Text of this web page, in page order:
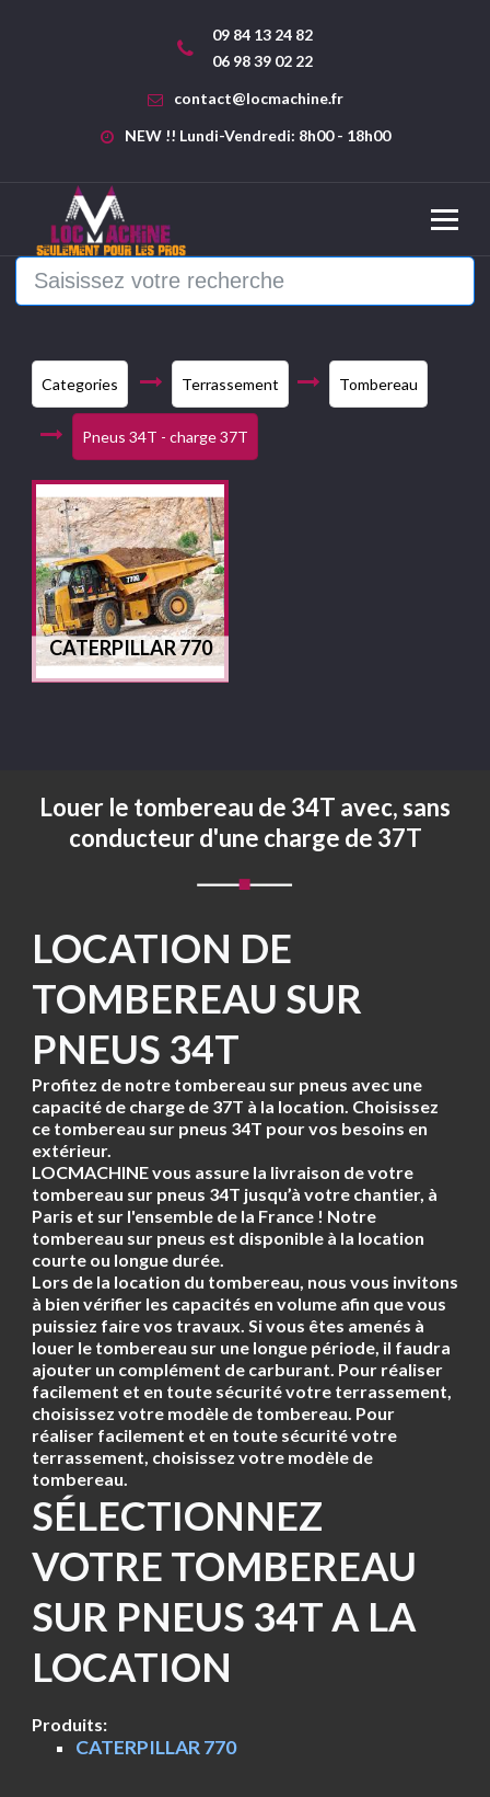
09 84 13 24 82
06 98 39 02 22
contact@locmachine.fr
NEW !! Lundi-Vendredi: 8h00 - 18h00
Categories Terrassement Tombereau
Pneus 34T - charge 37T
CATERPILLAR 770
Louer le tombereau de 34T avec, sans
conducteur d'une charge de 37T
LOCATION DE
TOMBEREAU SUR
PNEUS 34T
Profitez de notre tombereau sur pneus avec une
capacité de charge de 37T à la location. Choisissez
ce tombereau sur pneus 34T pour vos besoins en
extérieur.
LOCMACHINE vous assure la livraison de votre
tombereau sur pneus 34T jusqu’à votre chantier, à
Paris et sur l'ensemble de la France ! Notre
tombereau sur pneus est disponible à la location
courte ou longue durée.
Lors de la location du tombereau, nous vous invitons
à bien vérifier les capacités en volume afin que vous
puissiez faire vos travaux. Si vous êtes amenés à
louer le tombereau sur une longue période, il faudra
ajouter un complément de carburant. Pour réaliser
facilement et en toute sécurité votre terrassement,
choisissez votre modèle de tombereau. Pour
réaliser facilement et en toute sécurité votre
terrassement, choisissez votre modèle de
tombereau.
SÉLECTIONNEZ
VOTRE TOMBEREAU
SUR PNEUS 34T A LA
LOCATION
Produits:
CATERPILLAR 770